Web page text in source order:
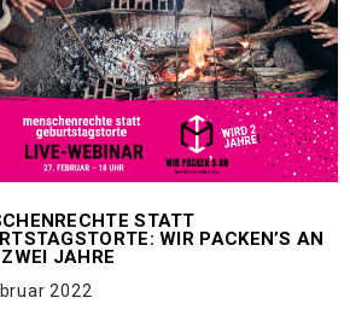
STATT
WIR PACKEN’S AN
JAHRE
2022